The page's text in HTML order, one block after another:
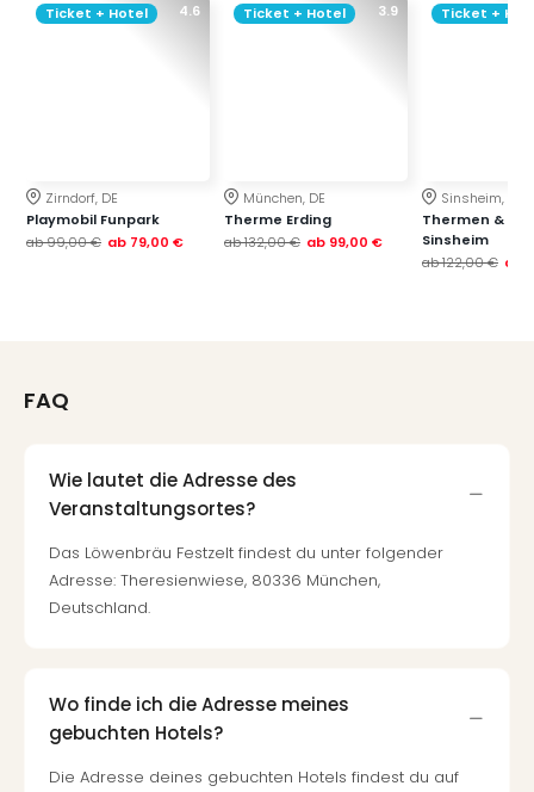
4.6
Ticket + Hotel
Zirndorf, DE
Playmobil Funpark
ab99,00 € ab 79,00 €
3.9
Ticket + Hotel
München, DE
Therme Erding
ab132,00 € ab 99,00 €
Ticket +
Sinsheim, DE
Thermen &
Sinsheim
ab122,00 € ab
FAQ
Wie lautet die Adresse des
Veranstaltungsortes?
Das Löwenbräu Festzelt findest du unter folgender
Adresse: Theresienwiese, 80336 München,
Deutschland.
Wo finde ich die Adresse meines
gebuchten Hotels?
Die Adresse deines gebuchten Hotels findest du auf